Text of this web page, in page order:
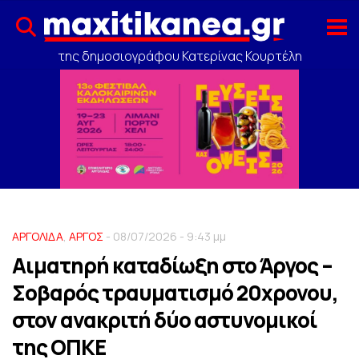
της δημοσιογράφου Κατερίνας Κουρτέλη
ΑΡΓΟΛΙΔΑ, ΑΡΓΟΣ - 08/07/2026 - 9:43 μμ
Αιματηρή καταδίωξη στο Άργος –
Σοβαρός τραυματισμό 20χρονου,
στον ανακριτή δύο αστυνομικοί
της ΟΠΚΕ